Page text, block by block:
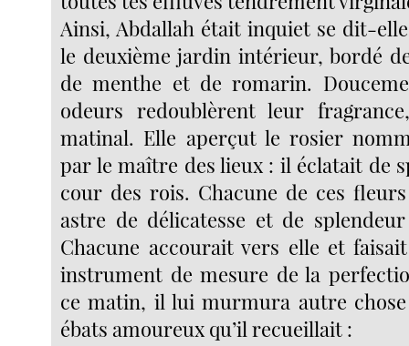
Ainsi, Abdallah était inquiet se dit-
le deuxième jardin intérieur, bordé
de menthe et de romarin.
odeurs redoublèrent leur
matinal. Elle aperçut le rosier
par le maître des lieux : il éclatait de
cour des rois. Chacune de ces
astre de délicatesse et de
Chacune accourait vers elle et
instrument de mesure de la
ce matin, il lui murmura autre
ébats amoureux qu’il recueillait :